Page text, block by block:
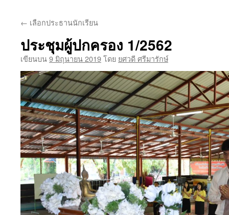
← เลือกประธานนักเรียน
ประชุมผู้ปกครอง 1/2562
เขียนบน9 มิถุนายน 2019โดย ยศวดี ศรีมารักษ์